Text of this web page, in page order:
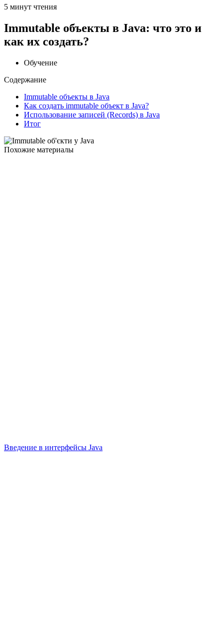
5 минут чтения
Immutable объекты в Java: что это и
как их создать?
Обучение
Содержание
Immutable объекты в Java
Как создать immutable объект в Java?
Использование записей (Records) в Java
Итог
Похожие материалы
Введение в интерфейсы Java